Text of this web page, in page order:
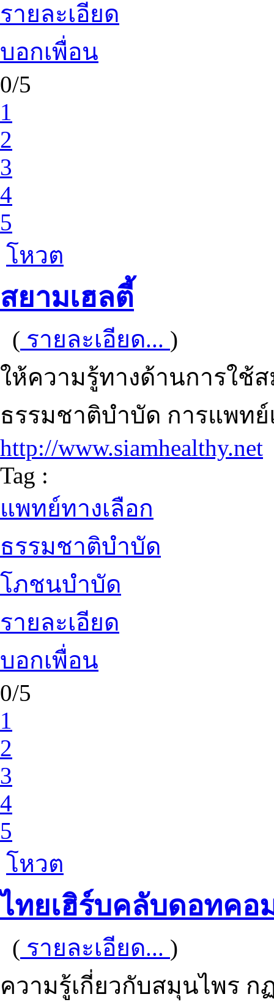
รายละเอียด
บอกเพื่อน
0/5
1
2
3
4
5
โหวต
สยามเฮลตี้
( รายละเอียด... )
ให้ความรู้ทางด้านการใช้
ธรรมชาติบำบัด การแพท
http://www.siamhealthy.net
Tag :
แพทย์ทางเลือก
ธรรมชาติบำบัด
โภชนบำบัด
รายละเอียด
บอกเพื่อน
0/5
1
2
3
4
5
โหวต
ไทยเฮิร์บคลับดอทคอ
( รายละเอียด... )
ความรู้เกี่ยวกับสมุนไพร ก